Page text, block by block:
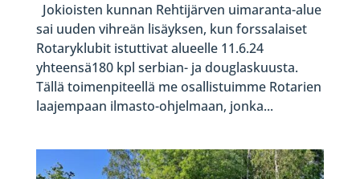
Jokioisten kunnan Rehtijärven uimaranta-alue
sai uuden vihreän lisäyksen, kun forssalaiset
Rotaryklubit istuttivat alueelle 11.6.24
yhteensä180 kpl serbian- ja douglaskuusta.
Tällä toimenpiteellä me osallistuimme Rotarien
laajempaan ilmasto-ohjelmaan, jonka...